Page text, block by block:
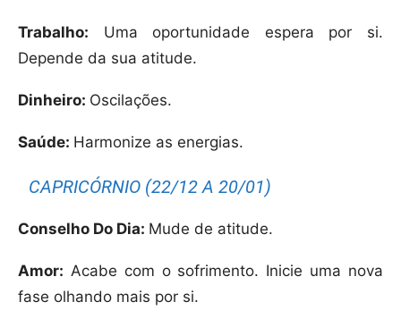
Trabalho: Uma oportunidade espera por si.
Depende da sua atitude.
Dinheiro: Oscilações.
Saúde: Harmonize as energias.
CAPRICÓRNIO (22/12 A 20/01)
Conselho Do Dia: Mude de atitude.
Amor: Acabe com o sofrimento. Inicie uma nova
fase olhando mais por si.